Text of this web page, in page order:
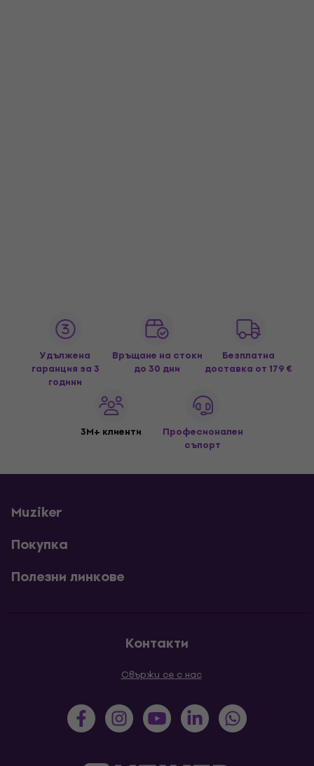
Удължена
гаранция за 3
години
Връщане на стоки
до 30 дни
Безплатна
доставка от 179 €
3M+ клиенти
Професионален
съпорт
Muziker
Покупка
Полезни линкове
Контакти
Свържи се с нас